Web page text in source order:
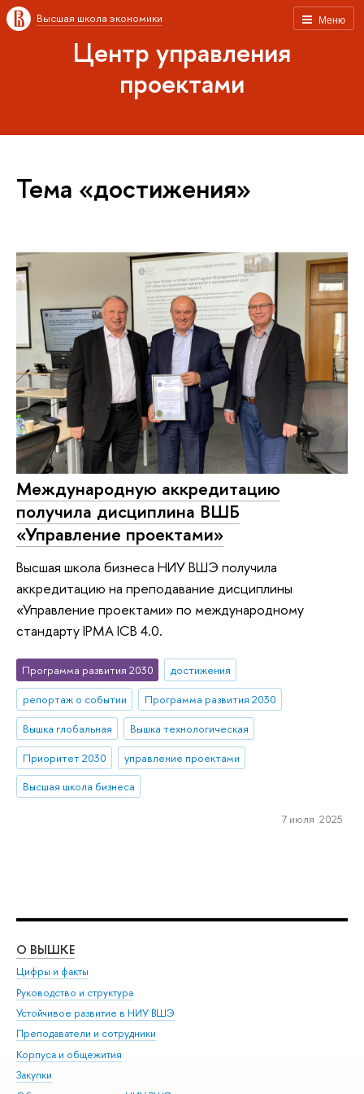
Меню
Высшая школа экономики
Центр управления
проектами
Тема «достижения»
Международную аккредитацию
получила дисциплина ВШБ
«Управление проектами»
Высшая школа бизнеса НИУ ВШЭ получила
аккредитацию на преподавание дисциплины
«Управление проектами» по международному
стандарту IPMA ICB 4.0.
Программа развития 2030
достижения
репортаж о событии
Программа развития 2030
Вышка глобальная
Вышка технологическая
Приоритет 2030
управление проектами
Высшая школа бизнеса
7 июля 2025
О ВЫШКЕ
Цифры и факты
Руководство и структура
Устойчивое развитие в НИУ ВШЭ
Преподаватели и сотрудники
Корпуса и общежития
Закупки